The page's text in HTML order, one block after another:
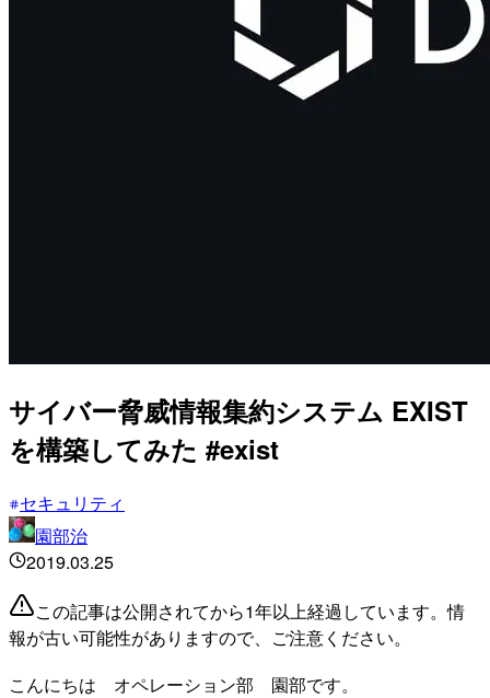
サイバー脅威情報集約システム EXIST
を構築してみた #exist
セキュリティ
園部治
2019.03.25
この記事は公開されてから1年以上経過しています。情
報が古い可能性がありますので、ご注意ください。
こんにちは オペレーション部 園部です。